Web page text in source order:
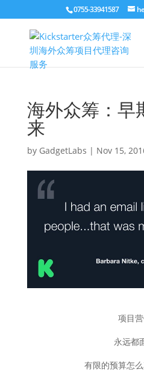
0755-33941587
海外众筹：早
来
by GadgetLabs | Nov 15,
项目
永远都
有限的预算怎么